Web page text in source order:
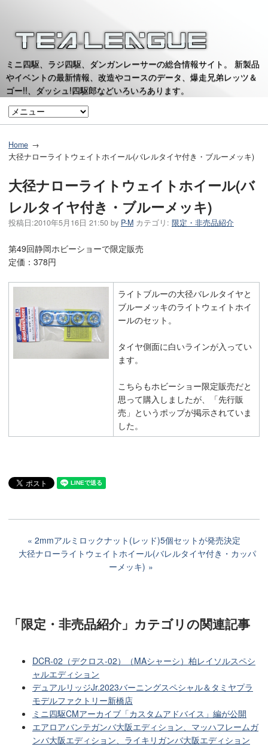
ミニ四駆、ラジ四駆、ダンガンレーサーの総合情報サイト。 新製品
やイベントの最新情報、改造やコースのデータ、爆走兄弟レッツ＆
ゴー!!、ダッシュ!四駆郎などいろいろあります。
Home
大径ナローライトウェイトホイール(バレルタイヤ付き・ブルーメッキ)
大径ナローライトウェイトホイール(バ
レルタイヤ付き・ブルーメッキ)
投稿日:2010年5月16日 21:50 by P-M カテゴリ: 限定・非売品紹介
第49回静岡ホビーショーで限定販売
定価：378円
ライトブルーの大径バレルタイヤと
ブルーメッキのライトウェイトホイ
ールのセット。
タイヤ側面に白いラインが入ってい
ます。
こちらもホビーショー限定販売だと
思って購入しましたが、「先行販
売」というポップが掲示されていま
した。
2mmアルミロックナット(レッド)5個セットが発売決定
大径ナローライトウェイトホイール(バレルタイヤ付き・カッパ
ーメッキ)
「限定・非売品紹介」カテゴリの関連記事
DCR-02（デクロス-02）（MAシャーシ）柏レイソルスペシ
ャルエディション
デュアルリッジJr.2023バーニングスペシャル＆タミヤプラ
モデルファクトリー新橋店
ミニ四駆CMアーカイブ「カスタムアドバイス」編が公開
エアロアバンテガンバ大阪エディション、マッハフレームガ
ンバ大阪エディション、ライキリガンバ大阪エディション